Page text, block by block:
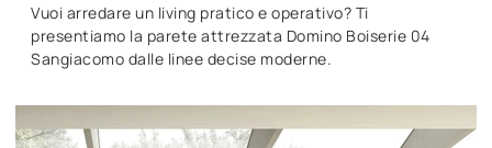
Vuoi arredare un living pratico e operativo? Ti
presentiamo la parete attrezzata Domino Boiserie 04
Sangiacomo dalle linee decise moderne.